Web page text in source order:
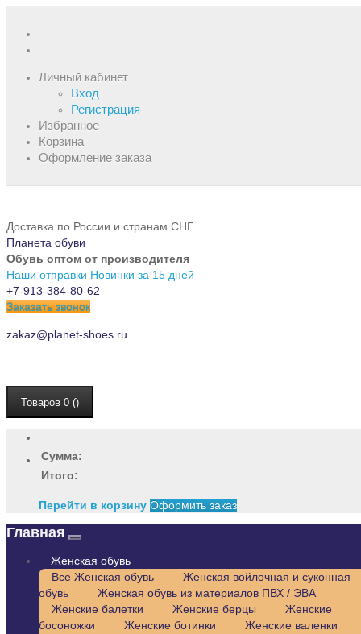
Личный кабинет
Вход
Регистрация
Избранное
Корзина
Оформление заказа
Доставка по России и странам СНГ
Планета обуви
Обувь оптом от производителя
Наши отправки Новинки за 15 дней
+7-913-384-80-62
Заказать звонок
zakaz@planet-shoes.ru
Товаров 0 ()
Сумма:
Итого:
Перейти в корзину Оформить заказ
Главная
Женская обувь
Все Женская обувь
Женская войлочная и суконная
обувь
Женская обувь из материалов ПВХ / ЭВА
Женские балетки
Женские берцы
Женские
босоножки
Женские ботинки
Женские валенки